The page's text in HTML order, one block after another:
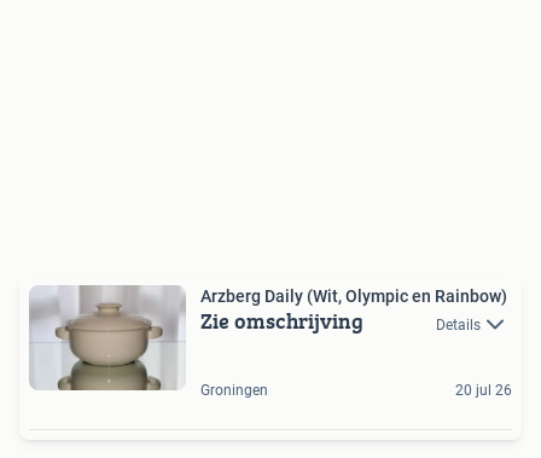
Arzberg Daily (Wit, Olympic en Rainbow)
Zie omschrijving Details
Groningen 20 jul 26